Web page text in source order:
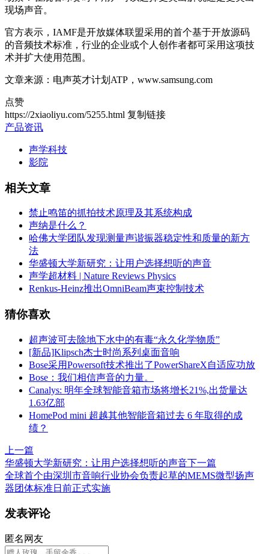
现场声音。
官方表示，IAMF是开放媒体联盟采用的首个基于开放源码
的音频技术标准，行业的企业或个人创作者都可采用这项技
术并扩大使用范围。
文章来源：电声英才计划ATP，www.samsung.com
点赞
https://2xiaoliyu.com/5255.html 复制链接
产品资讯
声学科技
影院
相关文章
禁止鸣笛的抓拍技术原理及其系统构成
声纳是什么？
哈佛大学团队发现测量声谐振器稳定性和质量的新方
法
华盛顿大学新研究：让用户选择想听的声音
声学超材料 | Nature Reviews Physics
Renkus-Heinz推出OmniBeam声束控制技术
猜你喜欢
超声波可去除地下水中的有毒“永久化学物质”
[新品]Klipsch杰士时尚系列桌面音响
Bose采用Powersoft技术推出了PowerShareX自适应功放
Bose：我们相信声音的力量。
Canalys: 明年全球智能音箱市场将增长21%,出货量达
1.63亿部
HomePod mini 超越其他智能音箱过去 6 年取得的成
绩？
上一篇
华盛顿大学新研究：让用户选择想听的声音下一篇
全球首个由深圳市音响行业协会负责起草的MEMS微型扬声
器团体标准日前正式实施
发表评论
匿名网友